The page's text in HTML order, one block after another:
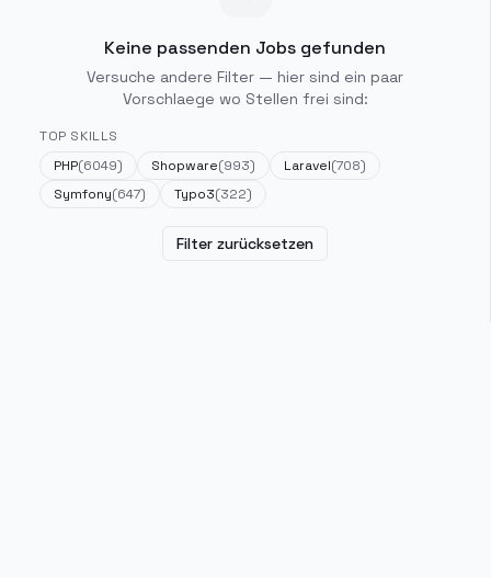
Keine passenden Jobs gefunden
Versuche andere Filter — hier sind ein paar
Vorschlaege wo Stellen frei sind:
TOP SKILLS
PHP(6049) Shopware(993) Laravel(708)
Symfony(647) Typo3(322)
Filter zurücksetzen